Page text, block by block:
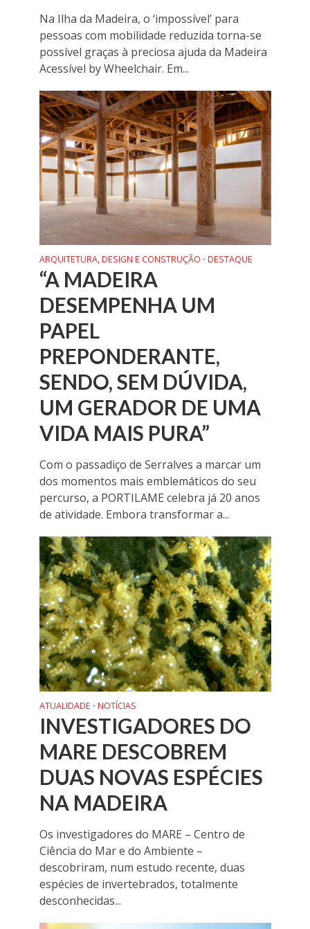
Na Ilha da Madeira, o ‘impossível’ para
pessoas com mobilidade reduzida torna-se
possível graças à preciosa ajuda da Madeira
Acessível by Wheelchair. Em...
ARQUITETURA, DESIGN E CONSTRUÇÃO • DESTAQUE
“A MADEIRA
DESEMPENHA UM
PAPEL
PREPONDERANTE,
SENDO, SEM DÚVIDA,
UM GERADOR DE UMA
VIDA MAIS PURA”
Com o passadiço de Serralves a marcar um
dos momentos mais emblemáticos do seu
percurso, a PORTILAME celebra já 20 anos
de atividade. Embora transformar a...
ATUALIDADE • NOTÍCIAS
INVESTIGADORES DO
MARE DESCOBREM
DUAS NOVAS ESPÉCIES
NA MADEIRA
Os investigadores do MARE – Centro de
Ciência do Mar e do Ambiente –
descobriram, num estudo recente, duas
espécies de invertebrados, totalmente
desconhecidas...